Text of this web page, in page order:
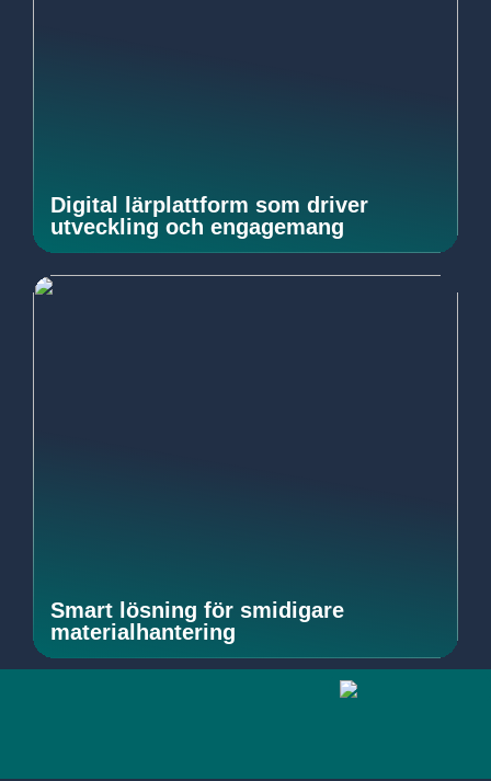
Digital lärplattform som driver
utveckling och engagemang
Smart lösning för smidigare
materialhantering